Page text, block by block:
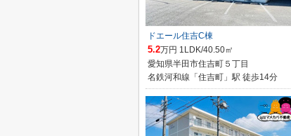
ドエール住吉C棟
5.2万円 1LDK/40.50㎡
愛知県半田市住吉町５丁目
名鉄河和線「住吉町」駅 徒歩14分